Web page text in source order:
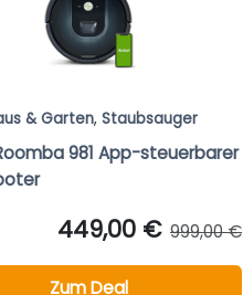
& Garten, Staubsauger
981 App-steuerbarer
449,00 € 999,00 €
Zum Deal